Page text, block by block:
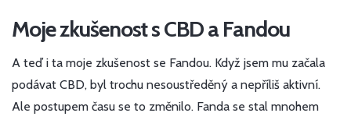
Moje zkušenost s CBD a Fandou
A teď i ta moje zkušenost se Fandou. Když jsem mu začala
podávat CBD, byl trochu nesoustředěný a nepříliš aktivní.
Ale postupem času se to změnilo. Fanda se stal mnohem